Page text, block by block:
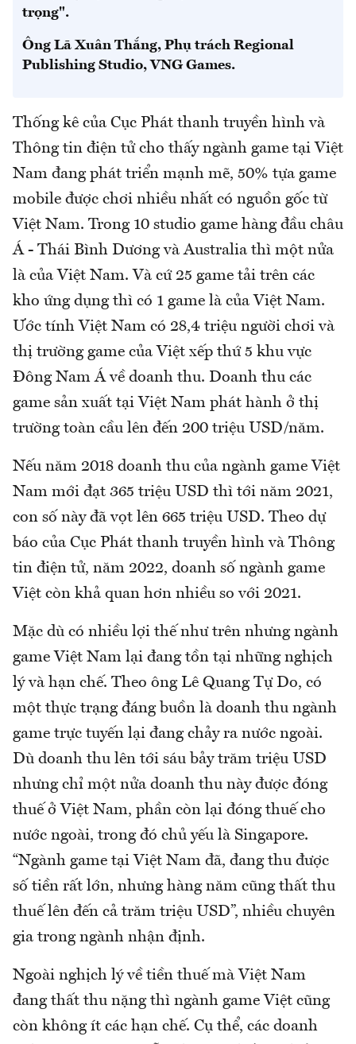
trọng".
Ông Lã Xuân Thắng, Phụ trách Regional
Publishing Studio, VNG Games.
Thống kê của Cục Phát thanh truyền hình và
Thông tin điện tử cho thấy ngành game tại Việt
Nam đang phát triển mạnh mẽ, 50% tựa game
mobile được chơi nhiều nhất có nguồn gốc từ
Việt Nam. Trong 10 studio game hàng đầu châu
Á - Thái Bình Dương và Australia thì một nửa
là của Việt Nam. Và cứ 25 game tải trên các
kho ứng dụng thì có 1 game là của Việt Nam.
Ước tính Việt Nam có 28,4 triệu người chơi và
thị trường game của Việt xếp thứ 5 khu vực
Đông Nam Á về doanh thu. Doanh thu các
game sản xuất tại Việt Nam phát hành ở thị
trường toàn cầu lên đến 200 triệu USD/năm.
Nếu năm 2018 doanh thu của ngành game Việt
Nam mới đạt 365 triệu USD thì tới năm 2021,
con số này đã vọt lên 665 triệu USD. Theo dự
báo của Cục Phát thanh truyền hình và Thông
tin điện tử, năm 2022, doanh số ngành game
Việt còn khả quan hơn nhiều so với 2021.
Mặc dù có nhiều lợi thế như trên nhưng ngành
game Việt Nam lại đang tồn tại những nghịch
lý và hạn chế. Theo ông Lê Quang Tự Do, có
một thực trạng đáng buồn là doanh thu ngành
game trực tuyến lại đang chảy ra nước ngoài.
Dù doanh thu lên tới sáu bảy trăm triệu USD
nhưng chỉ một nửa doanh thu này được đóng
thuế ở Việt Nam, phần còn lại đóng thuế cho
nước ngoài, trong đó chủ yếu là Singapore.
“Ngành game tại Việt Nam đã, đang thu được
số tiền rất lớn, nhưng hàng năm cũng thất thu
thuế lên đến cả trăm triệu USD”, nhiều chuyên
gia trong ngành nhận định.
Ngoài nghịch lý về tiền thuế mà Việt Nam
đang thất thu nặng thì ngành game Việt cũng
còn không ít các hạn chế. Cụ thể, các doanh